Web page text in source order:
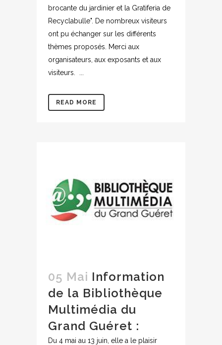
brocante du jardinier et la Gratiferia de
Recyclabulle". De nombreux visiteurs
ont pu échanger sur les différents
thèmes proposés. Merci aux
organisateurs, aux exposants et aux
visiteurs. ...
READ MORE
05 Mai Information
de la Bibliothèque
Multimédia du
Grand Guéret :
Du 4 mai au 13 juin, elle a le plaisir